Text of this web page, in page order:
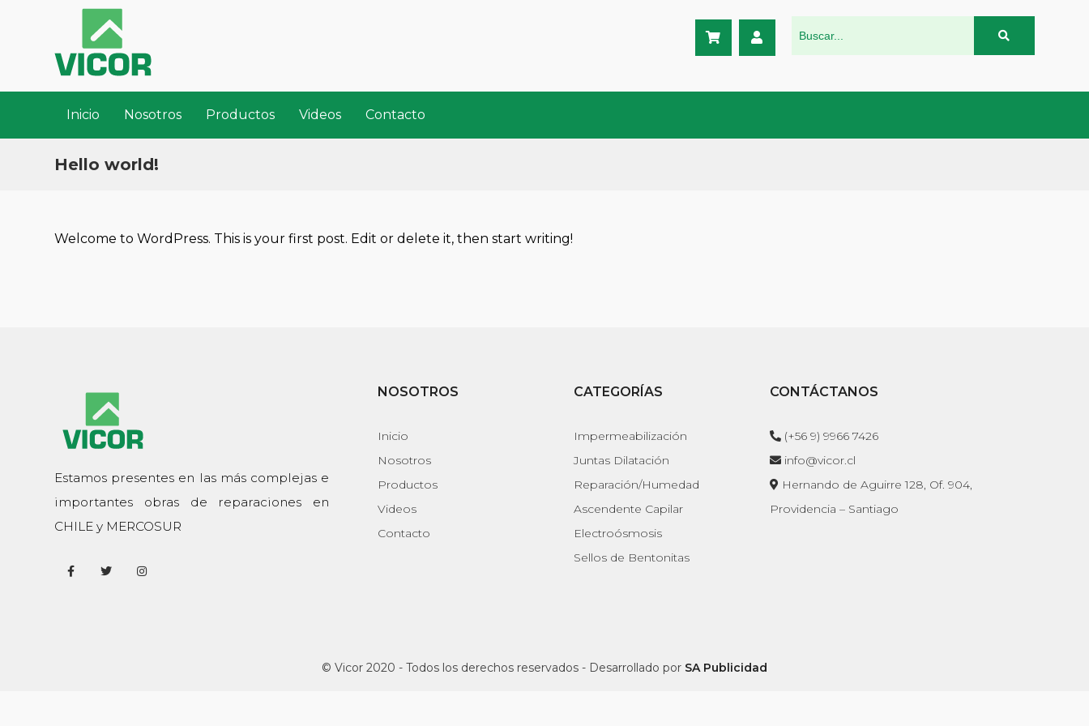
Inicio Nosotros Productos Videos Contacto
Hello world!
Welcome to WordPress. This is your first post. Edit or delete it, then start writing!
Estamos presentes en las más complejas e
importantes obras de reparaciones en
CHILE y MERCOSUR
NOSOTROS
Inicio
Nosotros
Productos
Videos
Contacto
CATEGORÍAS
Impermeabilización
Juntas Dilatación
Reparación/Humedad
Ascendente Capilar
Electroósmosis
Sellos de Bentonitas
CONTÁCTANOS
(+56 9) 9966 7426
info@vicor.cl
Hernando de Aguirre 128, Of. 904,
Providencia – Santiago
© Vicor 2020 - Todos los derechos reservados - Desarrollado por SA Publicidad